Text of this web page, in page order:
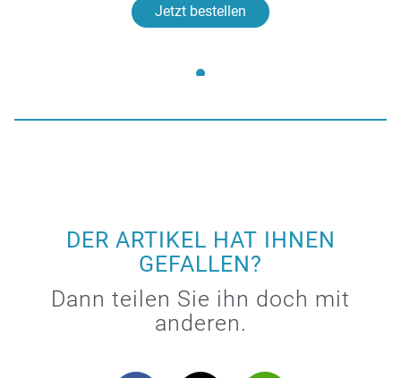
Jetzt bestellen
DER ARTIKEL HAT IHNEN
GEFALLEN?
Dann teilen Sie ihn doch mit
anderen.